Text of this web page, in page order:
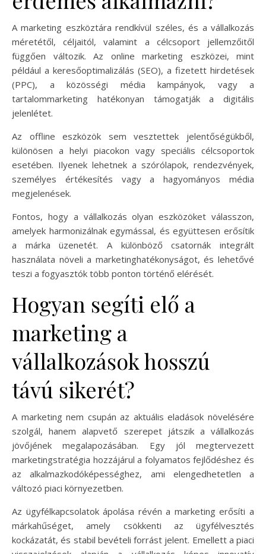
A marketing eszköztára rendkívül széles, és a vállalkozás
méretétől, céljaitól, valamint a célcsoport jellemzőitől
függően változik. Az online marketing eszközei, mint
például a keresőoptimalizálás (SEO), a fizetett hirdetések
(PPC), a közösségi média kampányok, vagy a
tartalommarketing hatékonyan támogatják a digitális
jelenlétet.
Az offline eszközök sem vesztettek jelentőségükből,
különösen a helyi piacokon vagy speciális célcsoportok
esetében. Ilyenek lehetnek a szórólapok, rendezvények,
személyes értékesítés vagy a hagyományos média
megjelenések.
Fontos, hogy a vállalkozás olyan eszközöket válasszon,
amelyek harmonizálnak egymással, és együttesen erősítik
a márka üzenetét. A különböző csatornák integrált
használata növeli a marketinghatékonyságot, és lehetővé
teszi a fogyasztók több ponton történő elérését.
Hogyan segíti elő a
marketing a
vállalkozások hosszú
távú sikerét?
A marketing nem csupán az aktuális eladások növelésére
szolgál, hanem alapvető szerepet játszik a vállalkozás
jövőjének megalapozásában. Egy jól megtervezett
marketingstratégia hozzájárul a folyamatos fejlődéshez és
az alkalmazkodóképességhez, ami elengedhetetlen a
változó piaci környezetben.
Az ügyfélkapcsolatok ápolása révén a marketing erősíti a
márkahűséget, amely csökkenti az ügyfélvesztés
kockázatát, és stabil bevételi forrást jelent. Emellett a piaci